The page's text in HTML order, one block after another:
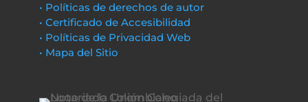
• Políticas de derechos de autor
• Certificado de Accesibilidad
• Políticas de Privacidad Web
• Mapa del Sitio